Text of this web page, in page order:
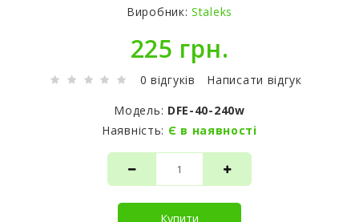
Виробник: Staleks
225 грн.
0 відгуків
Написати відгук
Модель: DFE-40-240w
Наявність: Є в наявності
Купити